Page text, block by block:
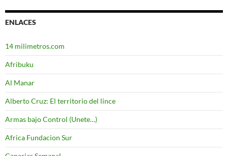
ENLACES
14 milimetros.com
Afribuku
Al Manar
Alberto Cruz: El territorio del lince
Armas bajo Control (Unete…)
Africa Fundacion Sur